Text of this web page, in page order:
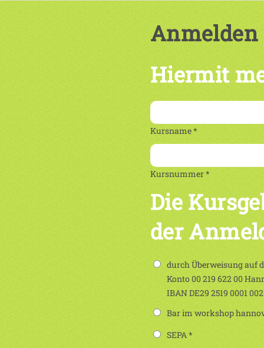
Anmelden
Hiermit
Kursname *
Kursnummer *
Die
der
durch Überweisung auf
Konto 00 219 622 00
IBAN DE29 2519 0001
Bar im workshop
SEPA *